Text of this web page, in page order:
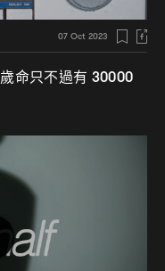
07 Oct 2023
歲命只不過有 30000